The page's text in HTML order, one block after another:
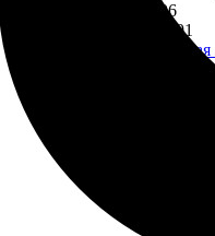
1606
991
Краски,